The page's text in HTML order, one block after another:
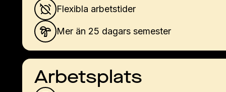
Flexibla arbetstider
Mer än 25 dagars semester
Arbetsplats